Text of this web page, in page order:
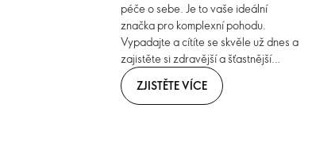
péče o sebe. Je to vaše ideální
značka pro komplexní pohodu.
Vypadajte a cítíte se skvěle už dnes a
zajistěte si zdravější a šťastnější
zítřek.
ZJISTĚTE VÍCE